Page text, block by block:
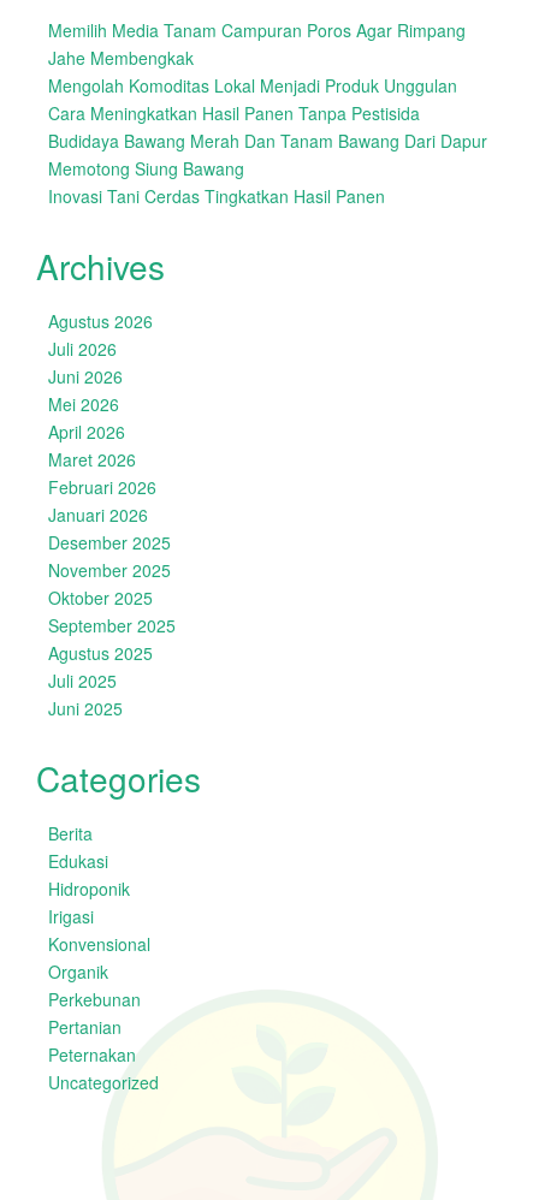
Memilih Media Tanam Campuran Poros Agar Rimpang
Jahe Membengkak
Mengolah Komoditas Lokal Menjadi Produk Unggulan
Cara Meningkatkan Hasil Panen Tanpa Pestisida
Budidaya Bawang Merah Dan Tanam Bawang Dari Dapur
Memotong Siung Bawang
Inovasi Tani Cerdas Tingkatkan Hasil Panen
Archives
Agustus 2026
Juli 2026
Juni 2026
Mei 2026
April 2026
Maret 2026
Februari 2026
Januari 2026
Desember 2025
November 2025
Oktober 2025
September 2025
Agustus 2025
Juli 2025
Juni 2025
Categories
Berita
Edukasi
Hidroponik
Irigasi
Konvensional
Organik
Perkebunan
Pertanian
Peternakan
Uncategorized